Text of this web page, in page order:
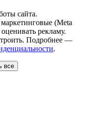
сайта.
(Meta
рекламу.
Подробнее —
.
все